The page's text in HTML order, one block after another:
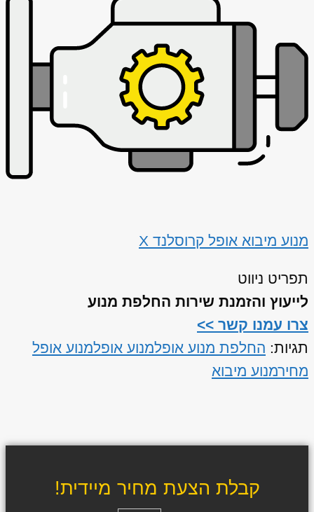
מנוע מיבוא אופל קרוסלנד X
תפריט ניווט
לייעוץ והזמנת שירות החלפת מנוע
צרו עמנו קשר >>
תגיות: החלפת מנוע אופלמנוע אופלמנוע אופל
מחירמנוע מיבוא
קבלת הצעת מחיר מיידית!